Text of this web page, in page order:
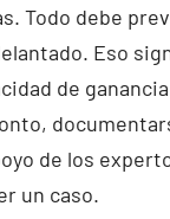
Todo debe
Eso
de
de los
un caso.